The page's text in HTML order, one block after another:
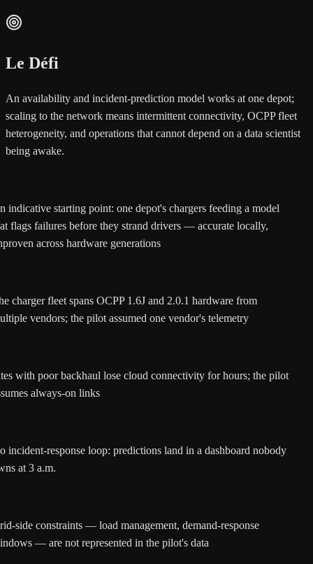
Le Défi
An availability and incident-prediction model works at one depot;
scaling to the network means intermittent connectivity, OCPP fleet
heterogeneity, and operations that cannot depend on a data scientist
being awake.
indicative starting point: one depot's chargers feeding a model
flags failures before they strand drivers — accurate locally,
across hardware generations
charger fleet spans OCPP 1.6J and 2.0.1 hardware from
vendors; the pilot assumed one vendor's telemetry
with poor backhaul lose cloud connectivity for hours; the pilot
always-on links
incident-response loop: predictions land in a dashboard nobody
at 3 a.m.
side constraints — load management, demand-response
— are not represented in the pilot's data